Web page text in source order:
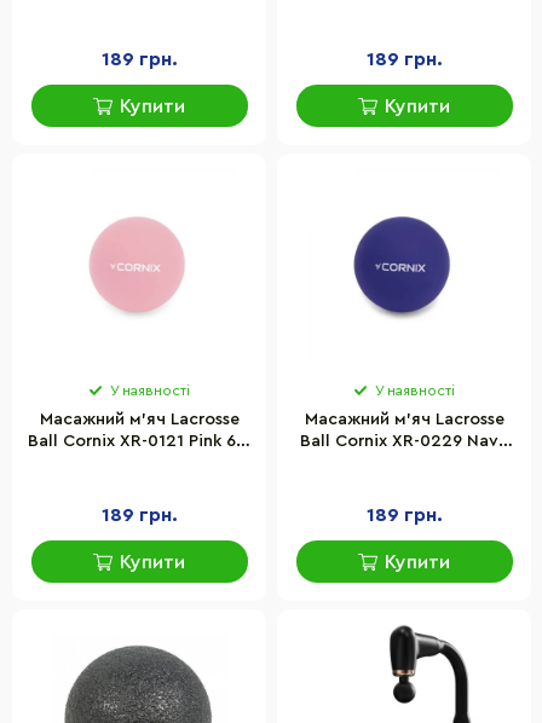
189 грн.
Купити
189 грн.
Купити
У наявності
Масажний м'яч Lacrosse
Ball Cornix XR-0121 Pink 6.3
189 грн.
Купити
У наявності
Масажний м'яч Lacrosse
Ball Cornix XR-0229 Navy
189 грн.
Купити